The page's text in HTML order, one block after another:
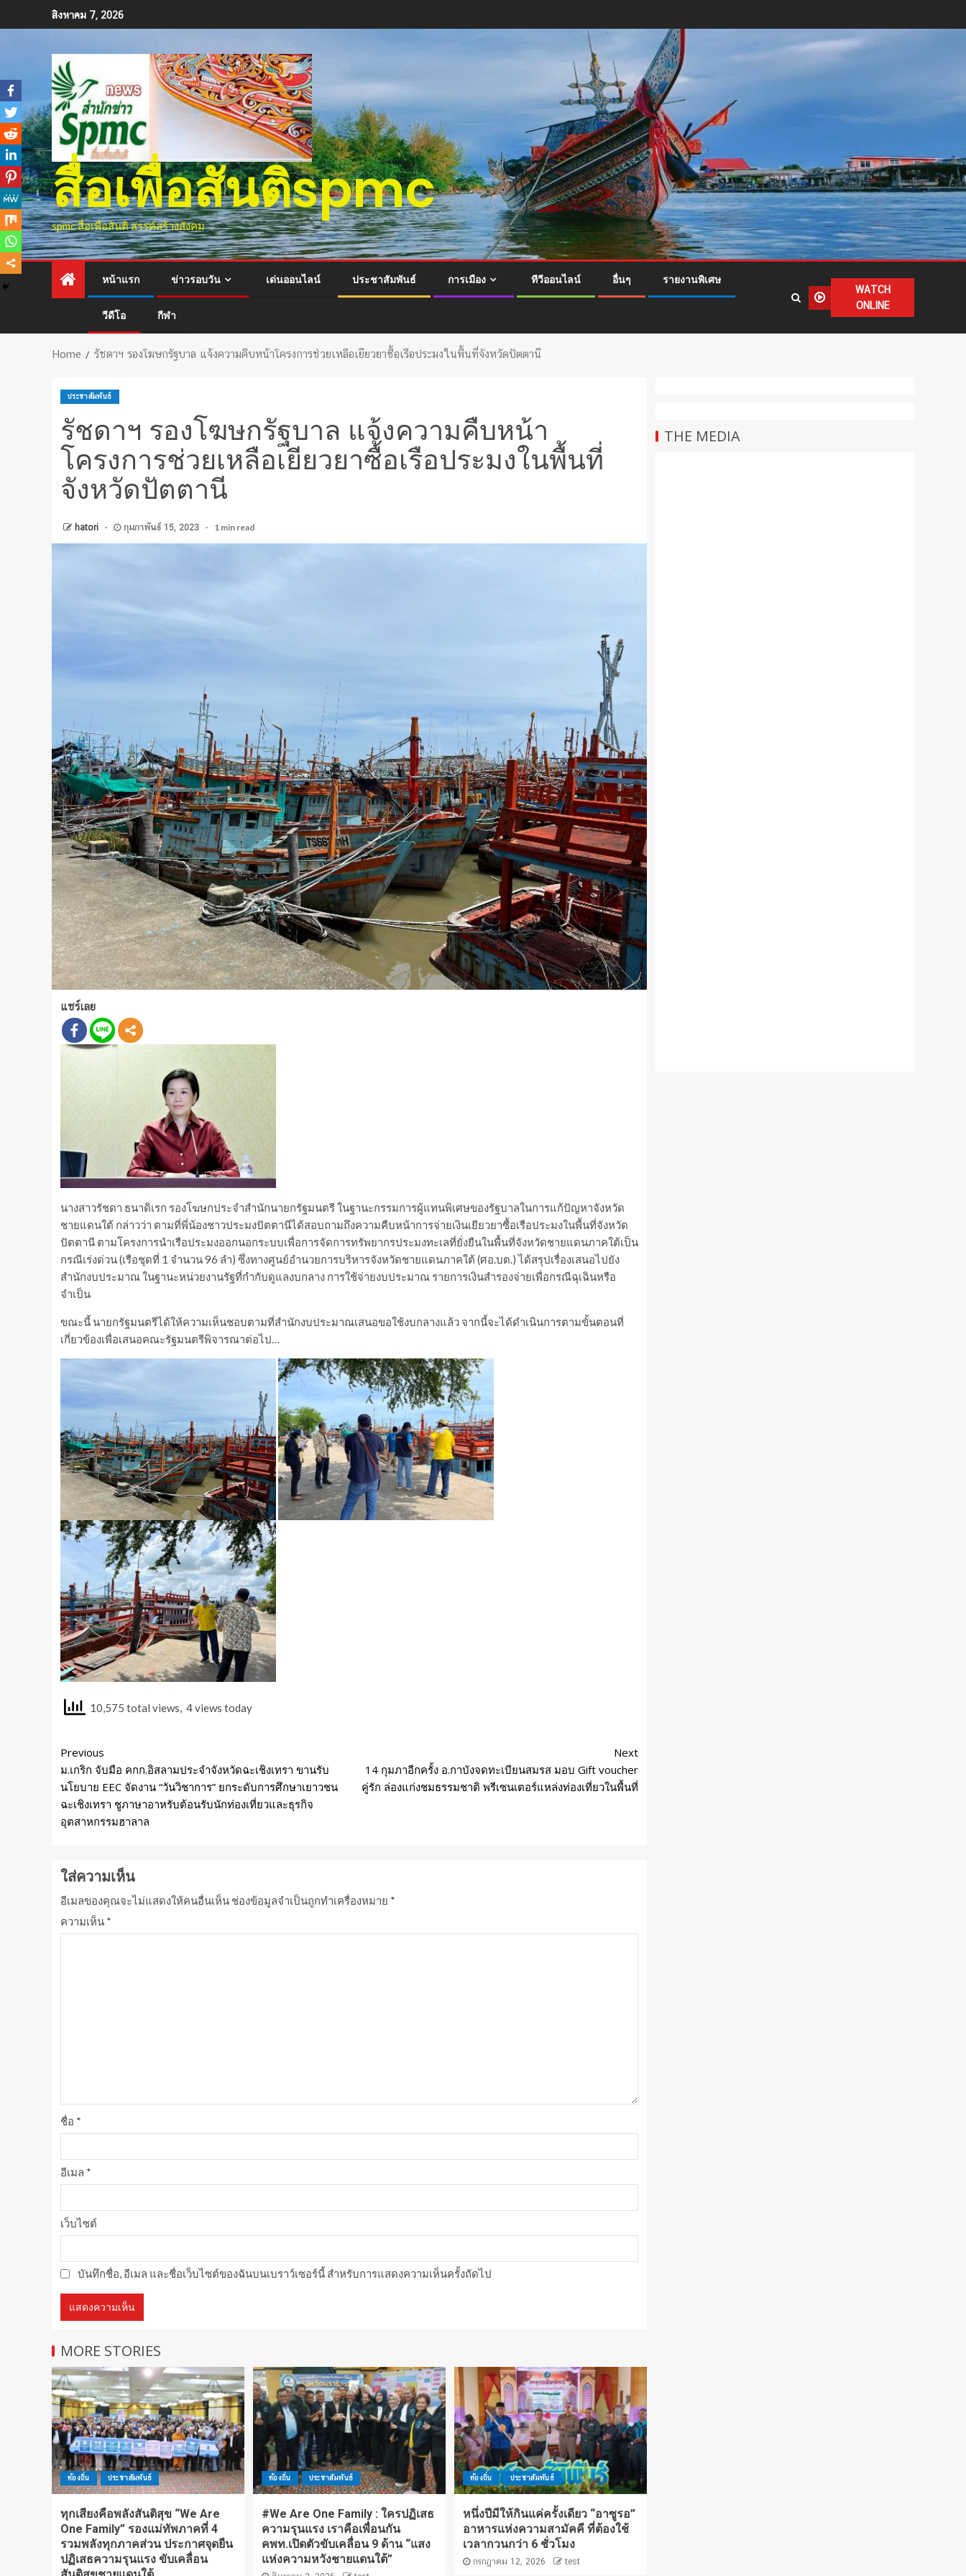
สิงหาคม 7, 2026
สื่อเพื่อสันติspmc
spmc สื่อเพื่อสันติ สรรค์สร้างสังคม
หน้าแรก ข่าวรอบวัน เด่นออนไลน์ ประชาสัมพันธ์ การเมือง ทีวีออนไลน์ อื่นๆ รายงานพิเศษ
วีดีโอ กีฬา
WATCH
ONLINE
Home รัชดาฯ รองโฆษกรัฐบาล แจ้งความคืบหน้าโครงการช่วยเหลือเยียวยาซื้อเรือประมงในพื้นที่จังหวัดปัตตานี
ประชาสัมพันธ์
รัชดาฯ รองโฆษกรัฐบาล แจ้งความคืบหน้า
โครงการช่วยเหลือเยียวยาซื้อเรือประมงในพื้นที่
จังหวัดปัตตานี
hatori กุมภาพันธ์ 15, 2023 1 min read
แชร์เลย
นางสาวรัชดา ธนาดิเรก รองโฆษกประจำสำนักนายกรัฐมนตรี ในฐานะกรรมการผู้แทนพิเศษของรัฐบาลในการแก้ปัญหาจังหวัด
ชายแดนใต้ กล่าวว่า ตามที่พี่น้องชาวประมงปัตตานีได้สอบถามถึงความคืบหน้าการจ่ายเงินเยียวยาซื้อเรือประมงในพื้นที่จังหวัด
ปัตตานี ตามโครงการนำเรือประมงออกนอกระบบเพื่อการจัดการทรัพยากรประมงทะเลที่ยั่งยืนในพื้นที่จังหวัดชายแดนภาคใต้เป็น
กรณีเร่งด่วน (เรือชุดที่ 1 จำนวน 96 ลำ) ซึ่งทางศูนย์อำนวยการบริหารจังหวัดชายแดนภาคใต้ (ศอ.บต.) ได้สรุปเรื่องเสนอไปยัง
สำนักงบประมาณ ในฐานะหน่วยงานรัฐที่กำกับดูแลงบกลาง การใช้จ่ายงบประมาณ รายการเงินสำรองจ่ายเพื่อกรณีฉุเฉินหรือ
จำเป็น
ขณะนี้ นายกรัฐมนตรีได้ให้ความเห็นชอบตามที่สำนักงบประมาณเสนอขอใช้งบกลางแล้ว จากนี้จะได้ดำเนินการตามขั้นตอนที่
เกี่ยวข้องเพื่อเสนอคณะรัฐมนตรีพิจารณาต่อไป…
10,575 total views, 4 views today
Previous
ม.เกริก จับมือ คกก.อิสลามประจำจังหวัดฉะเชิงเทรา ขานรับ
นโยบาย EEC จัดงาน “วันวิชาการ” ยกระดับการศึกษาเยาวชน
ฉะเชิงเทรา ชูภาษาอาหรับต้อนรับนักท่องเที่ยวและธุรกิจ
อุตสาหกรรมฮาลาล
Next
14 กุมภาอีกครั้ง อ.กาบังจดทะเบียนสมรส มอบ Gift voucher
คู่รัก ล่องแก่งชมธรรมชาติ พรีเซนเตอร์แหล่งท่องเที่ยวในพื้นที่
ใส่ความเห็น
อีเมลของคุณจะไม่แสดงให้คนอื่นเห็น ช่องข้อมูลจำเป็นถูกทำเครื่องหมาย *
ความเห็น *
ชื่อ *
อีเมล *
เว็บไซต์
บันทึกชื่อ, อีเมล และชื่อเว็บไซต์ของฉันบนเบราว์เซอร์นี้ สำหรับการแสดงความเห็นครั้งถัดไป
MORE STORIES
ท้องถิ่น ประชาสัมพันธ์
ทุกเสียงคือพลังสันติสุข “We Are
One Family” รองแม่ทัพภาคที่ 4
รวมพลังทุกภาคส่วน ประกาศจุดยืน
ปฏิเสธความรุนแรง ขับเคลื่อน
ท้องถิ่น ประชาสัมพันธ์
#We Are One Family : ใครปฏิเสธ
ความรุนแรง เราคือเพื่อนกัน
คพท.เปิดตัวขับเคลื่อน 9 ด้าน “แสง
แห่งความหวังชายแดนใต้”
ท้องถิ่น ประชาสัมพันธ์
หนึ่งปีมีให้กินแค่ครั้งเดียว “อาซูรอ”
อาหารแห่งความสามัคคี ที่ต้องใช้
เวลากวนกว่า 6 ชั่วโมง
กรกฎาคม 12, 2026 test
THE MEDIA